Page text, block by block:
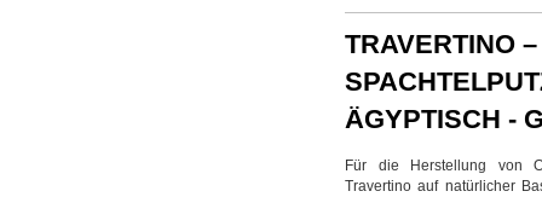
TRAVERTINO
ÄGYPTISCH -
Für die Herstellung von
Travertino auf natürlicher